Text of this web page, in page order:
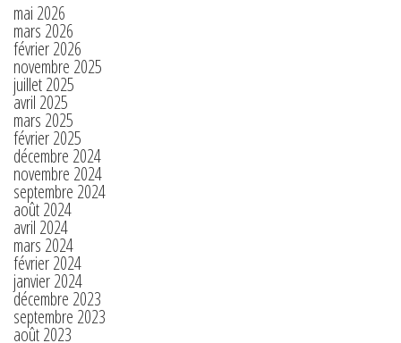
mai 2026
mars 2026
février 2026
novembre 2025
juillet 2025
avril 2025
mars 2025
février 2025
décembre 2024
novembre 2024
septembre 2024
août 2024
avril 2024
mars 2024
février 2024
janvier 2024
décembre 2023
septembre 2023
août 2023